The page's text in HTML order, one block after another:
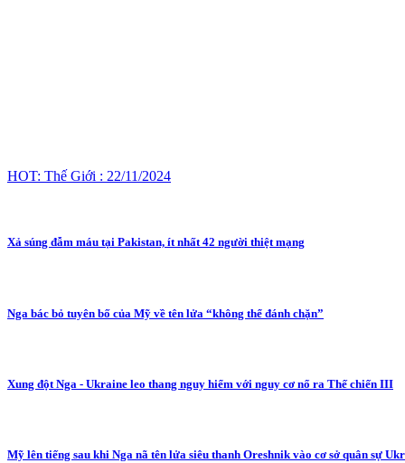
HOT: Thế Giới : 22/11/2024
Xả súng đẫm máu tại Pakistan, ít nhất 42 người thiệt mạng
Nga bác bỏ tuyên bố của Mỹ về tên lửa “không thể đánh chặn”
Xung đột Nga - Ukraine leo thang nguy hiểm với nguy cơ nổ ra Thế chiến III
Mỹ lên tiếng sau khi Nga nã tên lửa siêu thanh Oreshnik vào cơ sở quân sự